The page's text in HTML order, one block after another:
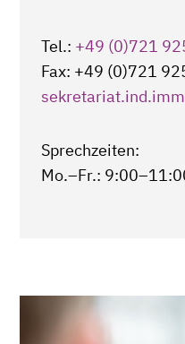
Tel.: +49 (0)721
Fax: +49 (0)721
sekretariat.ind.imm
Sprechzeiten:
Mo.–Fr.: